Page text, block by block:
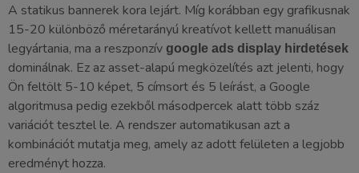
A statikus bannerek kora lejárt. Míg korábban egy grafikusnak
15-20 különböző méretarányú kreatívot kellett manuálisan
legyártania, ma a reszponzív google ads display hirdetések
dominálnak. Ez az asset-alapú megközelítés azt jelenti, hogy
Ön feltölt 5-10 képet, 5 címsort és 5 leírást, a Google
algoritmusa pedig ezekből másodpercek alatt több száz
variációt tesztel le. A rendszer automatikusan azt a
kombinációt mutatja meg, amely az adott felületen a legjobb
eredményt hozza.